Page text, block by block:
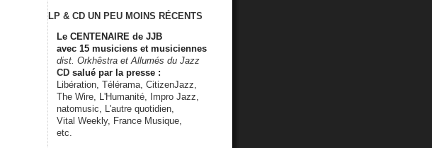
LP & CD UN PEU MOINS RÉCENTS
Le CENTENAIRE de JJB
avec 15 musiciens et musiciennes
dist. Orkhêstra et Allumés du Jazz
CD salué par la presse :
Libération, Télérama, CitizenJazz,
The Wire, L'Humanité, Impro Jazz,
natomusic, L'autre quotidien,
Vital Weekly, France Musique,
etc.